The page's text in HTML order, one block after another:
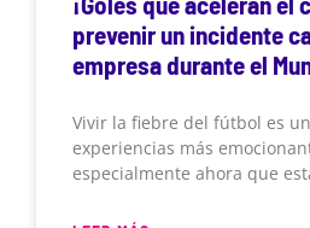
prevenir un incidente
empresa durante el
Vivir la fiebre del fútbol es
experiencias más
especialmente ahora que